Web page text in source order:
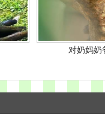
对奶妈奶